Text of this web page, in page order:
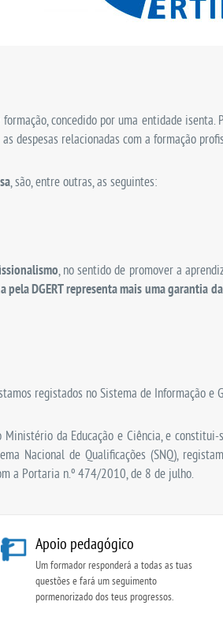
concedido por uma entidade
despesas relacionadas com a formação
, são, entre outras, as seguintes:
, no sentido de promover a
DGERT representa mais uma garantia
registados no Sistema de Informação e
da Educação e Ciência, e
Nacional de Qualificações (SNQ),
a Portaria n.º 474/2010, de 8 de julho.
Apoio pedagógico
Um formador responderá a todas as tuas
questões e fará um seguimento
pormenorizado dos teus progressos.